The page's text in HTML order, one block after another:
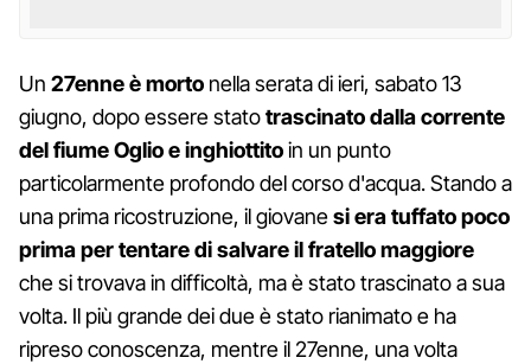
Un 27enne è morto nella serata di ieri, sabato 13
giugno, dopo essere statotrascinato dalla corrente
del fiume Oglio e inghiottitoin un punto
particolarmente profondo del corso d'acqua. Stando a
una prima ricostruzione, il giovanesi era tuffato poco
prima per tentare di salvare il fratello maggiore
che si trovava in difficoltà, ma è stato trascinato a sua
volta. Il più grande dei due è stato rianimato e ha
ripreso conoscenza, mentre il 27enne, una volta